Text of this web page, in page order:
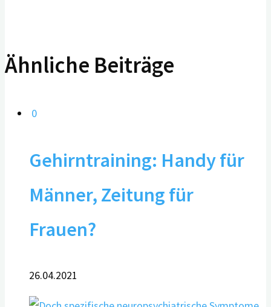
Ähnliche Beiträge
0
Gehirntraining: Handy für
Männer, Zeitung für
Frauen?
26.04.2021